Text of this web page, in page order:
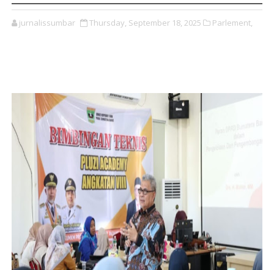
jurnalissumbar Thursday, September 18, 2025 Parlement,